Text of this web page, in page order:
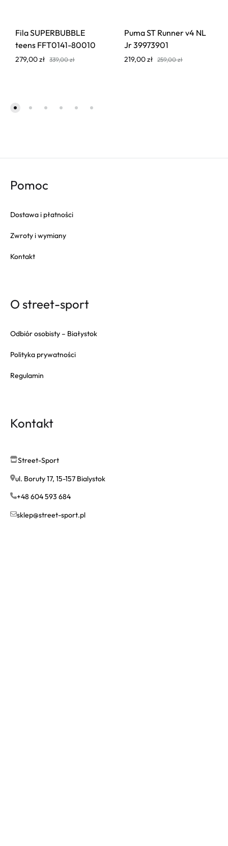
Fila SUPERBUBBLE
teens FFT0141-80010
279,00zł 339,00zł
Puma ST Runner v4 NL
Jr 39973901
219,00zł 259,00zł
Pomoc
Dostawa i płatności
Zwroty i wymiany
Kontakt
O street-sport
Odbiór osobisty – Białystok
Polityka prywatności
Regulamin
Kontakt
Street-Sport
ul. Boruty 17, 15-157 Bialystok
+48 604 593 684
sklep@street-sport.pl